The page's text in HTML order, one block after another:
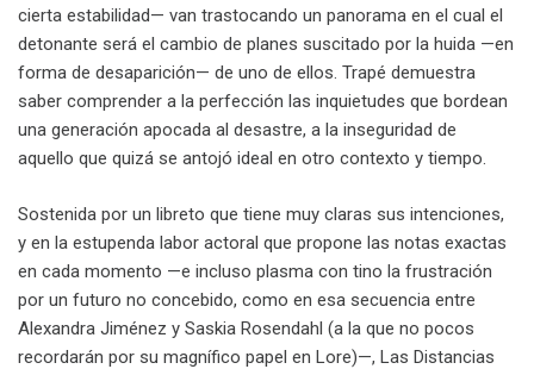
cierta estabilidad— van trastocando un panorama en el cual el
detonante será el cambio de planes suscitado por la huida —en
forma de desaparición— de uno de ellos. Trapé demuestra
saber comprender a la perfección las inquietudes que bordean
una generación apocada al desastre, a la inseguridad de
aquello que quizá se antojó ideal en otro contexto y tiempo.
Sostenida por un libreto que tiene muy claras sus intenciones,
y en la estupenda labor actoral que propone las notas exactas
en cada momento —e incluso plasma con tino la frustración
por un futuro no concebido, como en esa secuencia entre
Alexandra Jiménez y Saskia Rosendahl (a la que no pocos
recordarán por su magnífico papel en Lore)—, Las Distancias